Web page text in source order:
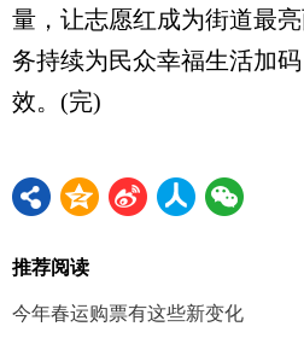
量，让志愿红成为街道最
务持续为民众幸福生活加
效。(完)
推荐阅读
今年春运购票有这些新变化